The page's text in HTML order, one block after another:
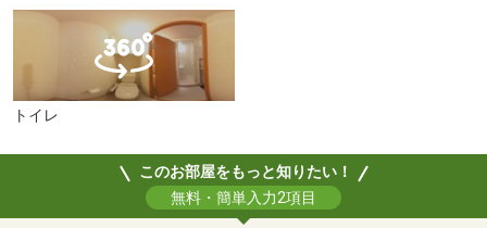
トイレ
このお部屋をもっと知りたい！
無料・簡単入力2項目